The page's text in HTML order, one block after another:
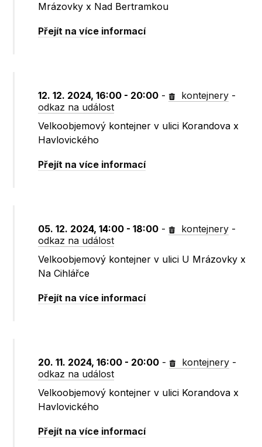
Mrázovky x Nad Bertramkou
Přejít na více informací
12. 12. 2024, 16:00 - 20:00 - kontejnery -
odkaz na událost
Velkoobjemový kontejner v ulici Korandova x
Havlovického
Přejít na více informací
05. 12. 2024, 14:00 - 18:00 - kontejnery -
odkaz na událost
Velkoobjemový kontejner v ulici U Mrázovky x
Na Cihlářce
Přejít na více informací
20. 11. 2024, 16:00 - 20:00 - kontejnery -
odkaz na událost
Velkoobjemový kontejner v ulici Korandova x
Havlovického
Přejít na více informací